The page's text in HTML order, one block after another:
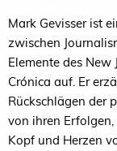
Mark Gevisser ist
zwischen
Elemente des
Crónica auf. Er
Rückschlägen der
von ihren
Kopf und Herzen